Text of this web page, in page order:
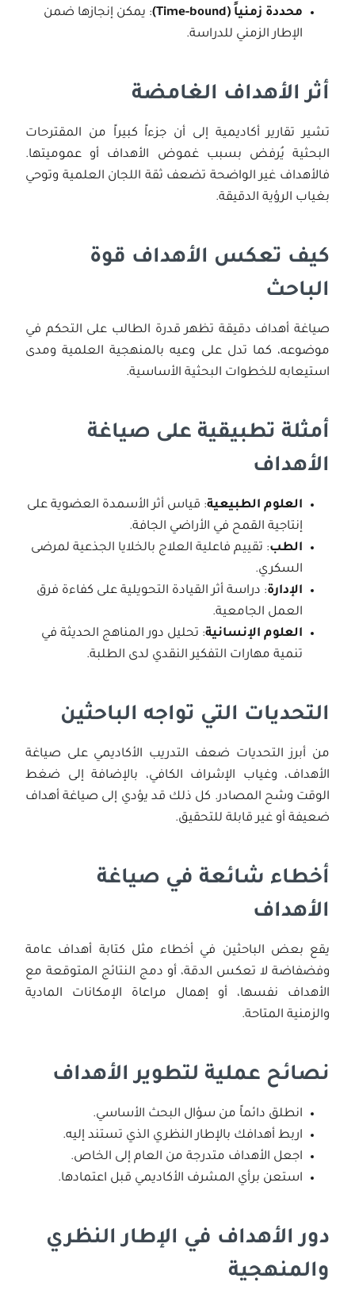
محددة زمنياً (Time-bound)
: يمكن إنجازها ضمن
الإطار الزمني للدراسة.
أثر الأهداف الغامضة
تشير تقارير أكاديمية إلى أن جزءاً كبيراً من المقترحات
البحثية يُرفض بسبب غموض الأهداف أو عموميتها.
فالأهداف غير الواضحة تضعف ثقة اللجان العلمية وتوحي
بغياب الرؤية الدقيقة.
كيف تعكس الأهداف قوة
الباحث
صياغة أهداف دقيقة تظهر قدرة الطالب على التحكم في
موضوعه، كما تدل على وعيه بالمنهجية العلمية ومدى
استيعابه للخطوات البحثية الأساسية.
أمثلة تطبيقية على صياغة
الأهداف
العلوم الطبيعية: قياس أثر الأسمدة العضوية على
إنتاجية القمح في الأراضي الجافة.
الطب: تقييم فاعلية العلاج بالخلايا الجذعية لمرضى
السكري.
الإدارة: دراسة أثر القيادة التحويلية على كفاءة فرق
العمل الجامعية.
العلوم الإنسانية: تحليل دور المناهج الحديثة في
تنمية مهارات التفكير النقدي لدى الطلبة.
التحديات التي تواجه الباحثين
من أبرز التحديات ضعف التدريب الأكاديمي على صياغة
الأهداف، وغياب الإشراف الكافي، بالإضافة إلى ضغط
الوقت وشح المصادر. كل ذلك قد يؤدي إلى صياغة أهداف
ضعيفة أو غير قابلة للتحقيق.
أخطاء شائعة في صياغة
الأهداف
يقع بعض الباحثين في أخطاء مثل كتابة أهداف عامة
وفضفاضة لا تعكس الدقة، أو دمج النتائج المتوقعة مع
الأهداف نفسها، أو إهمال مراعاة الإمكانات المادية
والزمنية المتاحة.
نصائح عملية لتطوير الأهداف
انطلق دائماً من سؤال البحث الأساسي.
اربط أهدافك بالإطار النظري الذي تستند إليه.
اجعل الأهداف متدرجة من العام إلى الخاص.
استعن برأي المشرف الأكاديمي قبل اعتمادها.
دور الأهداف في الإطار النظري
والمنهجية